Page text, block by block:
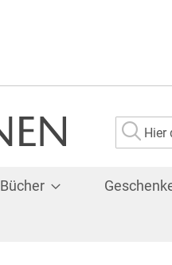
Suche
Bücher